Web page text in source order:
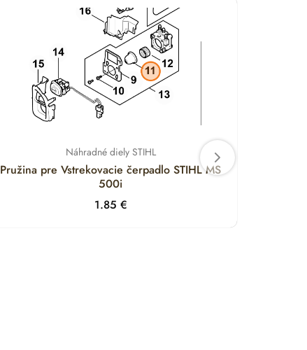
Náhradné diely STIHL
Pružina pre Vstrekovacie čerpadlo STIHL MS
500i
1.85 €